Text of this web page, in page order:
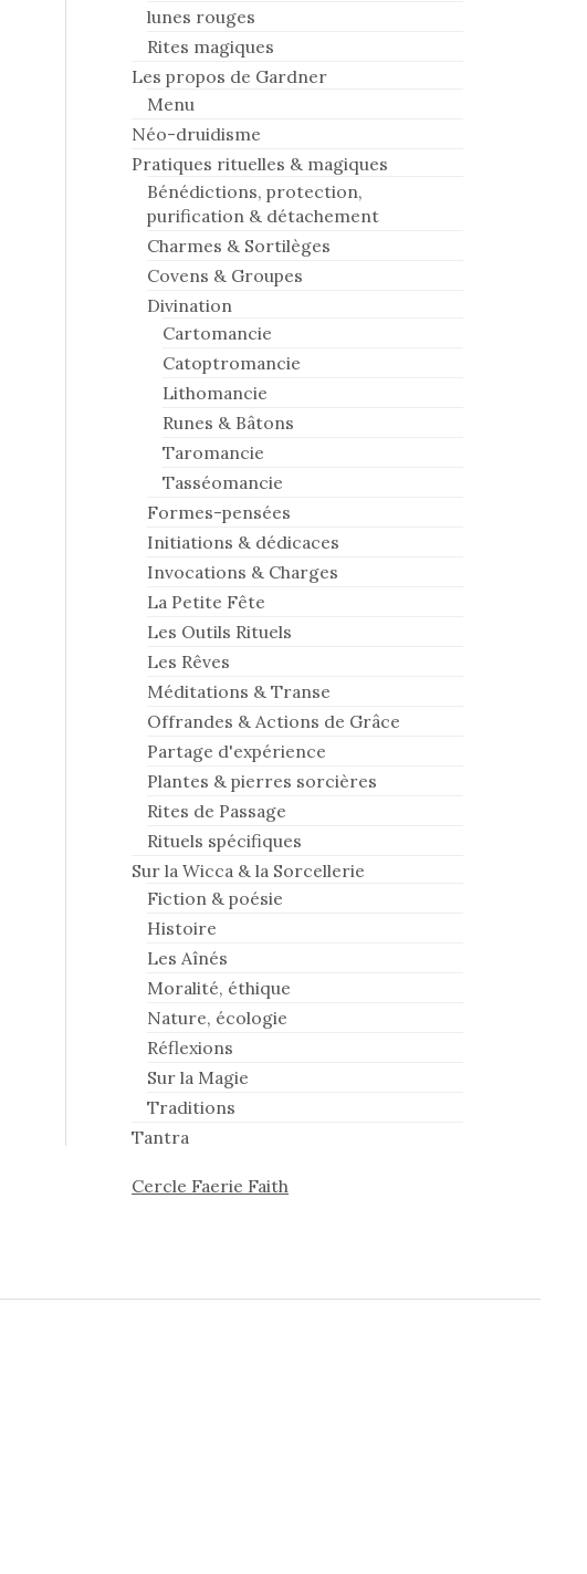
lunes rouges
Rites magiques
Les propos de Gardner
Menu
Néo-druidisme
Pratiques rituelles & magiques
Bénédictions, protection,
purification & détachement
Charmes & Sortilèges
Covens & Groupes
Divination
Cartomancie
Catoptromancie
Lithomancie
Runes & Bâtons
Taromancie
Tasséomancie
Formes-pensées
Initiations & dédicaces
Invocations & Charges
La Petite Fête
Les Outils Rituels
Les Rêves
Méditations & Transe
Offrandes & Actions de Grâce
Partage d'expérience
Plantes & pierres sorcières
Rites de Passage
Rituels spécifiques
Sur la Wicca & la Sorcellerie
Fiction & poésie
Histoire
Les Aînés
Moralité, éthique
Nature, écologie
Réflexions
Sur la Magie
Traditions
Tantra
Cercle Faerie Faith